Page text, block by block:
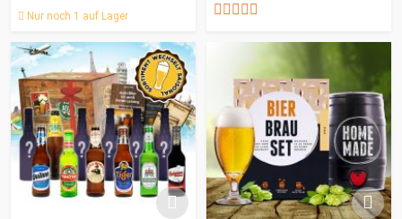
Nur noch 1 auf Lager